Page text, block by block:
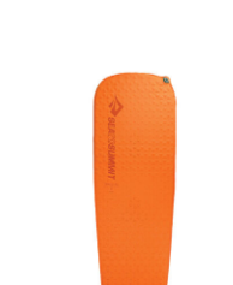
Sea to Summit | Isomatte